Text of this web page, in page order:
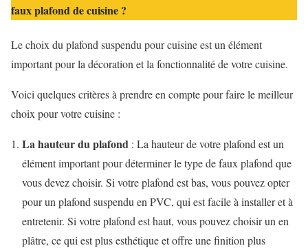
faux plafond de cuisine ?
Le choix du plafond suspendu pour cuisine est un élément
important pour la décoration et la fonctionnalité de votre cuisine.
Voici quelques critères à prendre en compte pour faire le meilleur
choix pour votre cuisine :
La hauteur du plafond : La hauteur de votre plafond est un
élément important pour déterminer le type de faux plafond que
vous devez choisir. Si votre plafond est bas, vous pouvez opter
pour un plafond suspendu en PVC, qui est facile à installer et à
entretenir. Si votre plafond est haut, vous pouvez choisir un en
plâtre, ce qui est plus esthétique et offre une finition plus